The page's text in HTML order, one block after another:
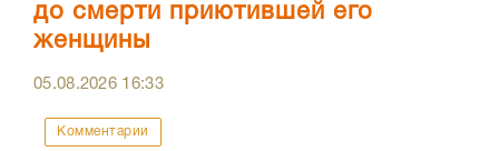
до смерти приютившей его
женщины
05.08.2026 16:33
Комментарии